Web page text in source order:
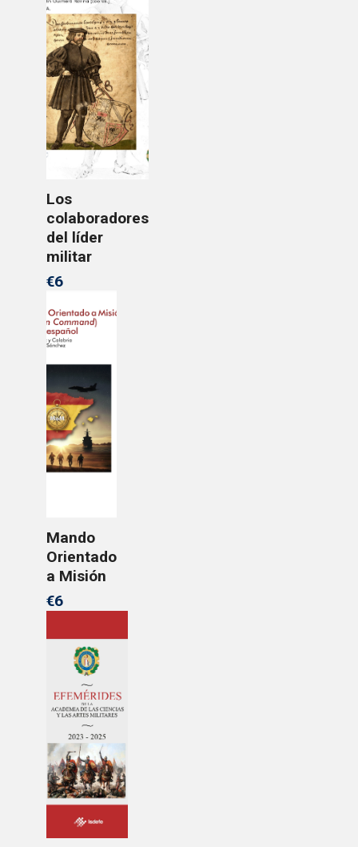
Los
colaboradores
del líder
militar
€6
Mando
Orientado
a Misión
€6